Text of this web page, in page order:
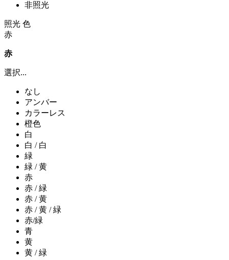
非照光
照光 色
赤
赤
選択...
なし
アンバー
カラーレス
橙色
白
白 / 白
緑
緑 / 黄
赤
赤 / 緑
赤 / 黄
赤 / 黄 / 緑
赤/緑
青
黄
黄 / 緑